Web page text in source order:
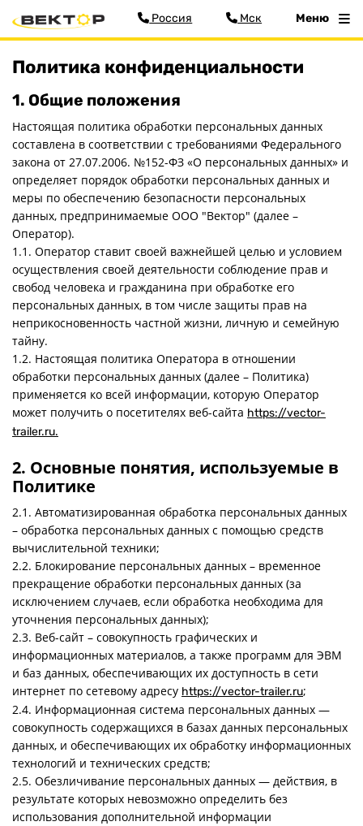
Меню
Главная
Прицепы
Хоз. товары
Дилеры
О заводе
Контакты
Получить прицеп
Статьи
Оплата
Россия Мск Меню
Политика конфиденциальности
1. Общие положения
Настоящая политика обработки персональных данных
составлена в соответствии с требованиями Федерального
закона от 27.07.2006. №152-ФЗ «О персональных данных» и
определяет порядок обработки персональных данных и
меры по обеспечению безопасности персональных
данных, предпринимаемые ООО "Вектор" (далее –
Оператор).
1.1. Оператор ставит своей важнейшей целью и условием
осуществления своей деятельности соблюдение прав и
свобод человека и гражданина при обработке его
персональных данных, в том числе защиты прав на
неприкосновенность частной жизни, личную и семейную
тайну.
1.2. Настоящая политика Оператора в отношении
обработки персональных данных (далее – Политика)
применяется ко всей информации, которую Оператор
может получить о посетителях веб-сайта https://vector-
trailer.ru.
2. Основные понятия, используемые в
Политике
2.1. Автоматизированная обработка персональных данных
– обработка персональных данных с помощью средств
вычислительной техники;
2.2. Блокирование персональных данных – временное
прекращение обработки персональных данных (за
исключением случаев, если обработка необходима для
уточнения персональных данных);
2.3. Веб-сайт – совокупность графических и
информационных материалов, а также программ для ЭВМ
и баз данных, обеспечивающих их доступность в сети
интернет по сетевому адресу https://vector-trailer.ru;
2.4. Информационная система персональных данных —
совокупность содержащихся в базах данных персональных
данных, и обеспечивающих их обработку информационных
технологий и технических средств;
2.5. Обезличивание персональных данных — действия, в
результате которых невозможно определить без
использования дополнительной информации